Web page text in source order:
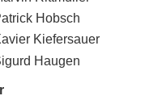
Hobsch
Kiefersauer
Haugen